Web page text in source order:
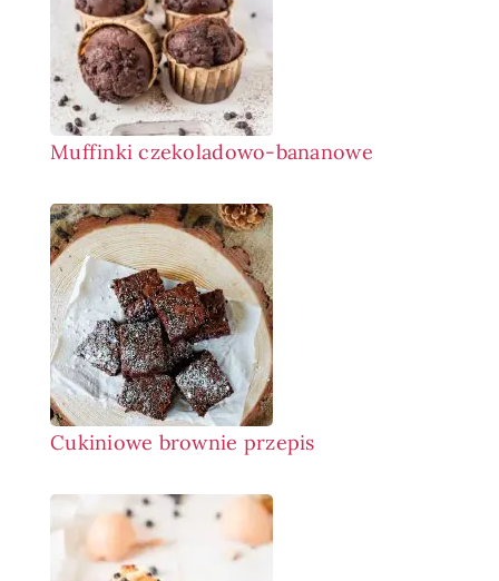
Muffinki czekoladowo-bananowe
Cukiniowe brownie przepis